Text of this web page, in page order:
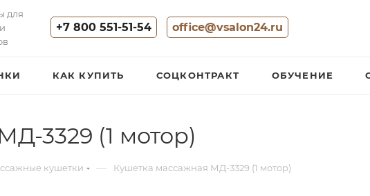
для
+7 800 551-51-54 office@vsalon24.ru
КАК КУПИТЬ СОЦКОНТРАКТ ОБУЧЕНИЕ
3329 (1 мотор)
кушетки — Кушетка массажная МД-3329 (1 мотор)